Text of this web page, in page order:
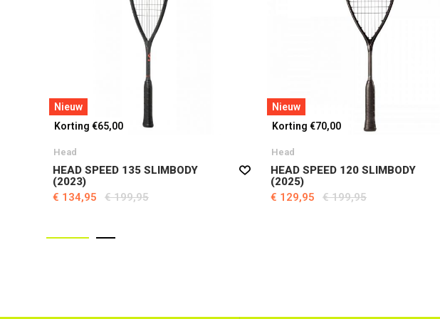
Nieuw
Korting €65,00
Head
HEAD SPEED 135 SLIMBODY
(2023)
€ 134,95
€ 199,95
Nieuw
Korting €70,00
Head
HEAD SPEED 120 SLIMBODY
(2025)
€ 129,95
€ 199,95